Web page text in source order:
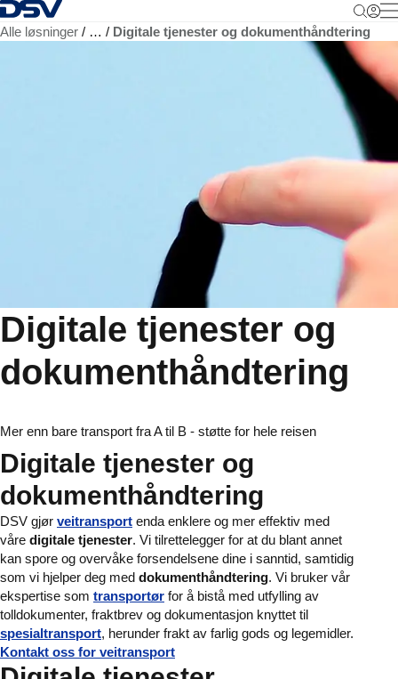
Tilbake til hjemmesiden
Alle løsninger … Digitale tjenester og dokumenthåndtering
Digitale tjenester og
dokumenthåndtering
Mer enn bare transport fra A til B - støtte for hele reisen
Digitale tjenester og
dokumenthåndtering
DSV gjør veitransport enda enklere og mer effektiv med
våre digitale tjenester. Vi tilrettelegger for at du blant annet
kan spore og overvåke forsendelsene dine i sanntid, samtidig
som vi hjelper deg med dokumenthåndtering. Vi bruker vår
ekspertise som transportør for å bistå med utfylling av
tolldokumenter, fraktbrev og dokumentasjon knyttet til
spesialtransport, herunder frakt av farlig gods og legemidler.
Kontakt oss for veitransport